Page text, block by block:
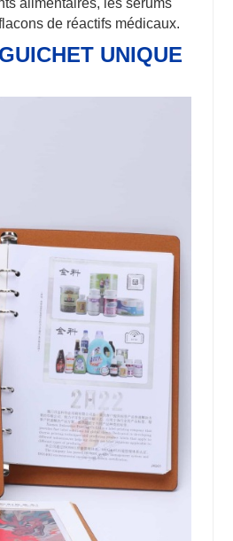
de réactifs médicaux.
UNIQUE